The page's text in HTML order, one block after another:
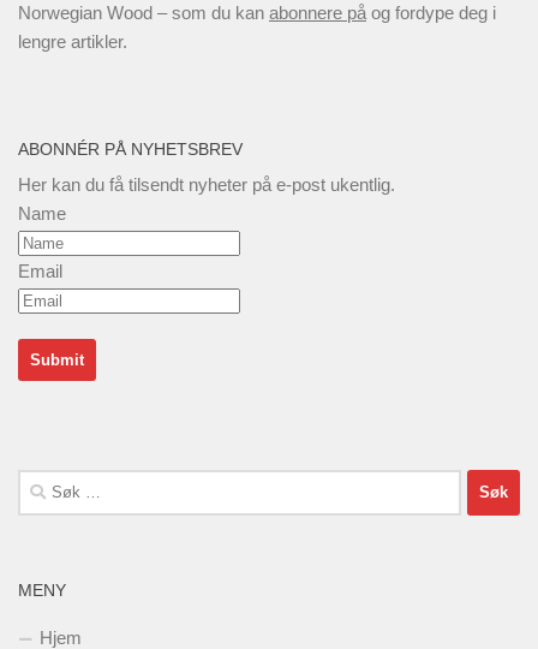
Norwegian Wood – som du kan abonnere på og fordype deg i
lengre artikler.
ABONNÉR PÅ NYHETSBREV
Her kan du få tilsendt nyheter på e-post ukentlig.
Name
Email
Søk
etter:
MENY
Hjem